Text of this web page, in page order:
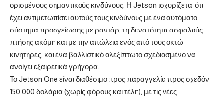
ορισμένους σημαντικούς κινδύνους. Η Jetson ισχυρίζεται ότι
έχει αντιμετωπίσει αυτούς τους κινδύνους με ένα αυτόματο
σύστημα προσγείωσης με ραντάρ, τη δυνατότητα ασφαλούς
πτήσης ακόμη και με την απώλεια ενός από τους οκτώ
κινητήρες, και ένα βαλλιστικό αλεξίπτωτο σχεδιασμένο να
ανοίγει εξαιρετικά γρήγορα.
Το Jetson One είναι διαθέσιμο προς παραγγελία προς σχεδόν
150.000 δολάρια (χωρίς φόρους και τέλη), με τις νέες